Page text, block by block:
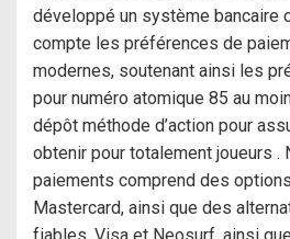
développé un système bancaire
compte les préférences de
modernes, soutenant ainsi les
pour numéro atomique 85 au
dépôt méthode d’action pour
obtenir pour totalement joueurs .
paiements comprend des
Mastercard, ainsi que des